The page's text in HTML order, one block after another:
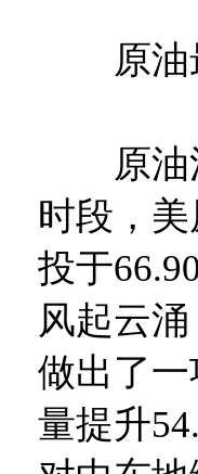
原油
原油消
时段，
投于
风起云
做出了
量提升